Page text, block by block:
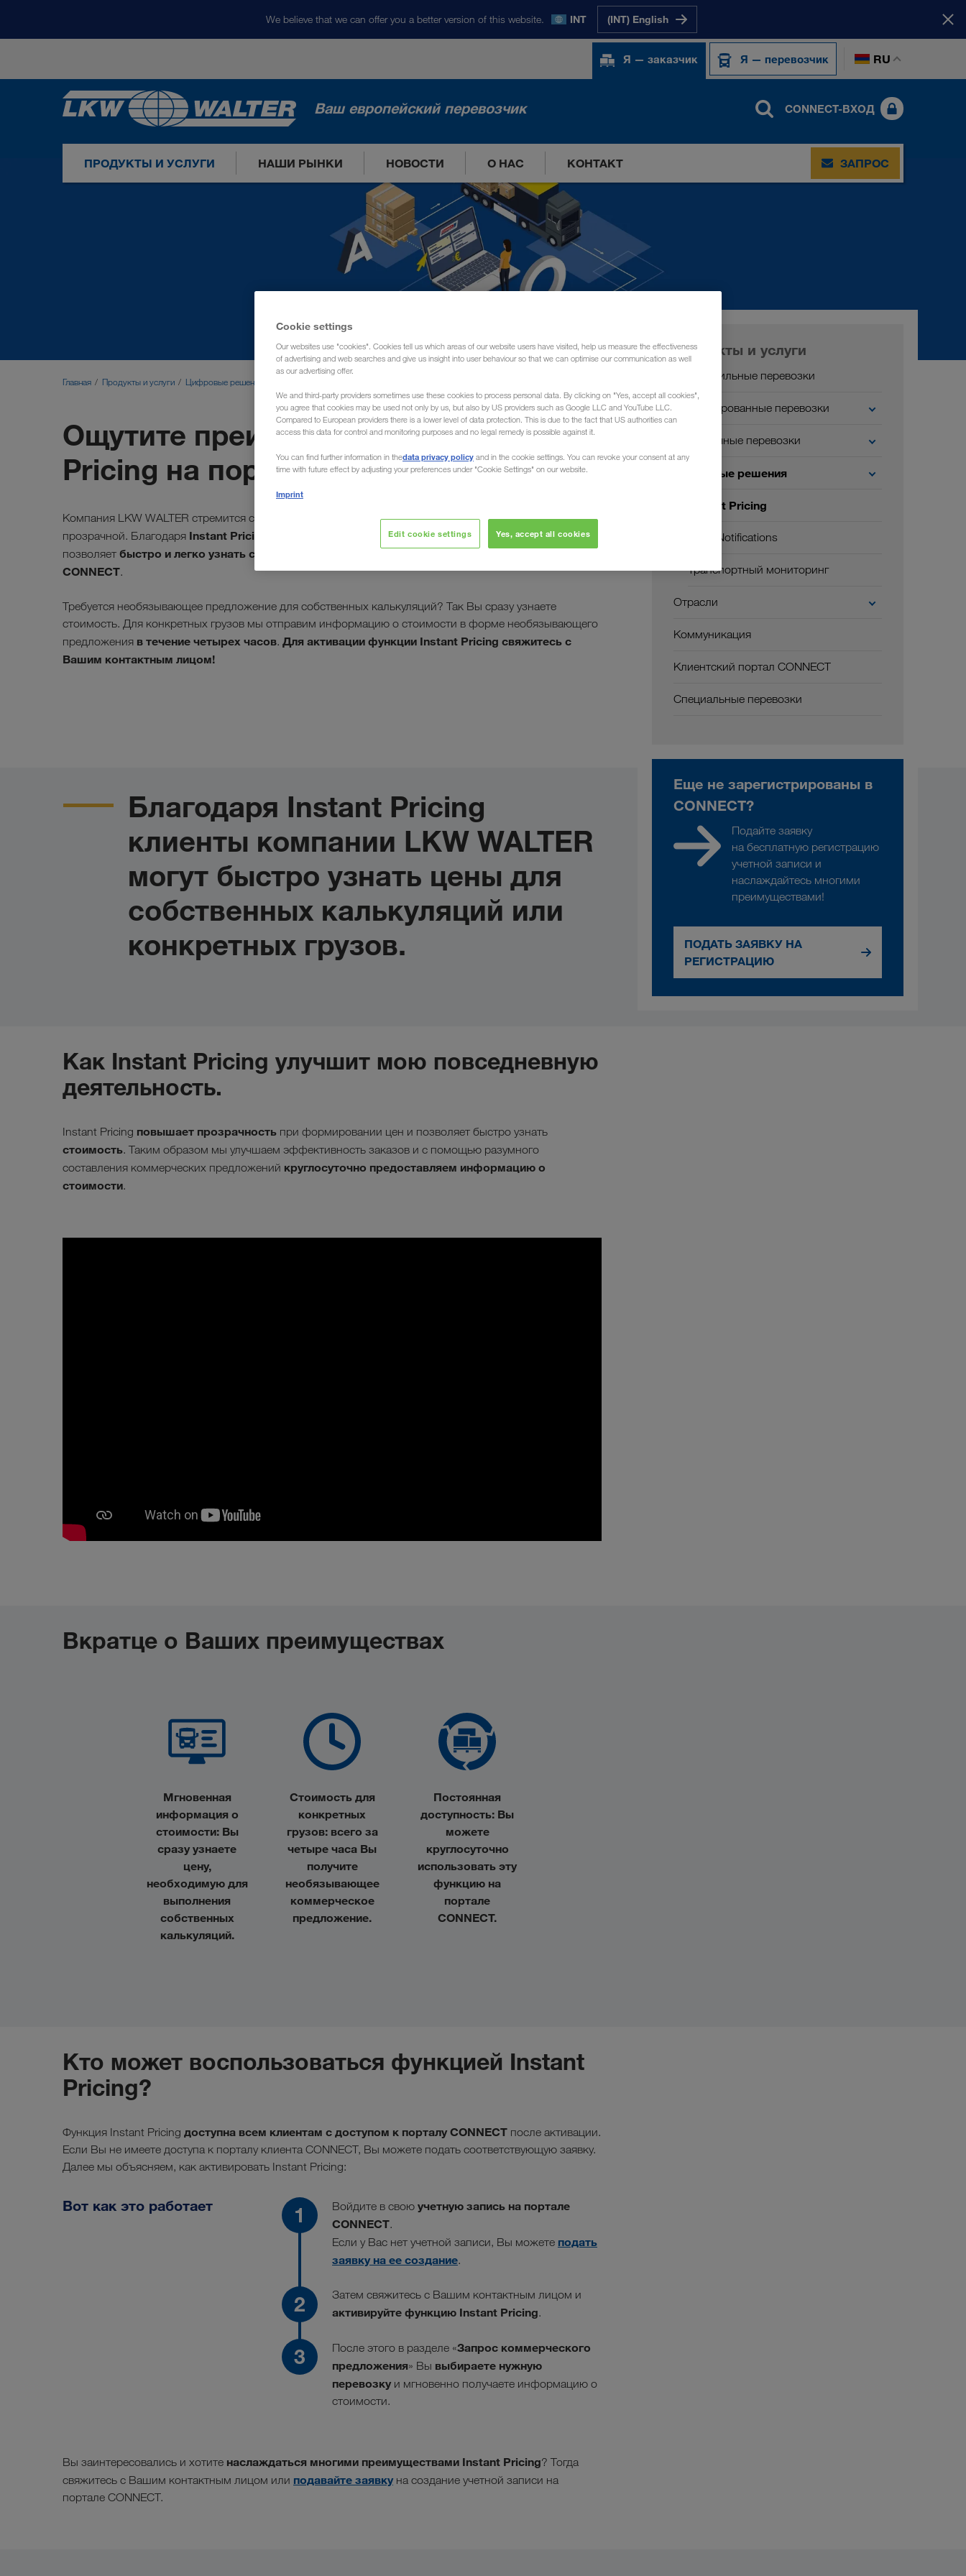
We believe that we can offer you a better version of this website. INT (INT) English
Я — заказчик Я — перевозчик RU
Ваш европейский перевозчик CONNECT-ВХОД
ПРОДУКТЫ И УСЛУГИ НАШИ РЫНКИ НОВОСТИ О НАС КОНТАКТ ЗАПРОС
Главная Продукты и услуги Цифровые решения
Ощутите преимущества Instant
Pricing на портале CONNECT!
Компания LKW WALTER стремится сделать повседневную деятельность в сфере перевозок более
прозрачной. Благодаря Instant Pricing
мы становимся на один шаг ближе к этой цели. Эта функция
позволяет быстро и легко узнать стоимость перевозки Вашего груза на портале клиента
CONNECT.
Требуется необязывающее предложение для собственных калькуляций? Так Вы сразу узнаете
стоимость. Для конкретных грузов мы отправим информацию о стоимости в форме необязывающего
предложения в течение четырех часов. Для активации функции Instant Pricing свяжитесь с
Вашим контактным лицом!
Благодаря Instant Pricing
клиенты компании LKW WALTER
могут быстро узнать цены для
собственных калькуляций или
конкретных грузов.
Как Instant Pricing улучшит мою повседневную
деятельность.
Instant Pricing повышает прозрачность при формировании цен и позволяет быстро узнать
стоимость. Таким образом мы улучшаем эффективность заказов и с помощью разумного
составления коммерческих предложений круглосуточно предоставляем информацию о
стоимости.
Вкратце о Ваших преимуществах
Мгновенная
информация о
стоимости: Вы
сразу узнаете
цену,
необходимую для
выполнения
собственных
калькуляций.
Стоимость для
конкретных
грузов: всего за
четыре часа Вы
получите
необязывающее
коммерческое
предложение.
Постоянная
доступность: Вы
можете
круглосуточно
использовать эту
функцию на
портале
CONNECT.
Кто может воспользоваться функцией Instant
Pricing?
Функция Instant Pricing доступна всем клиентам с доступом к порталу CONNECT после активации.
Если Вы не имеете доступа к порталу клиента CONNECT, Вы можете подать соответствующую заявку.
Далее мы объясняем, как активировать Instant Pricing:
Вот как это работает Войдите в свою учетную запись на портале
CONNECT.
Если у Вас нет учетной записи, Вы можете подать
заявку на ее создание.
Затем свяжитесь с Вашим контактным лицом и
активируйте функцию Instant Pricing.
После этого в разделе «Запрос коммерческого
предложения» Вы выбираете нужную
перевозку и мгновенно получаете информацию о
стоимости.
Вы заинтересовались и хотите наслаждаться многими преимуществами Instant Pricing? Тогда
свяжитесь с Вашим контактным лицом или подавайте заявкуна создание учетной записи на
портале CONNECT.
Продукты и услуги
Автомобильные перевозки
Комбинированные перевозки
Экологичные перевозки
Цифровые решения
Instant Pricing
Push Notifications
Транспортный мониторинг
Отрасли
Коммуникация
Клиентский портал CONNECT
Специальные перевозки
Еще не зарегистрированы в
CONNECT?
Подайте заявку
на бесплатную регистрацию
учетной записи и
наслаждайтесь многими
преимуществами!
ПОДАТЬ ЗАЯВКУ НА
РЕГИСТРАЦИЮ
Cookie settings
Our websites use "cookies". Cookies tell us which areas of our website users have visited, help us measure the effectiveness
of advertising and web searches and give us insight into user behaviour so that we can optimise our communication as well
as our advertising offer.
We and third-party providers sometimes use these cookies to process personal data. By clicking on "Yes, accept all cookies",
you agree that cookies may be used not only by us, but also by US providers such as Google LLC and YouTube LLC.
Compared to European providers there is a lower level of data protection. This is due to the fact that US authorities can
access this data for control and monitoring purposes and no legal remedy is possible against it.
You can find further information in thedata privacy policy and in the cookie settings. You can revoke your consent at any
time with future effect by adjusting your preferences under "Cookie Settings" on our website.
Imprint
Edit cookie settings Yes, accept all cookies